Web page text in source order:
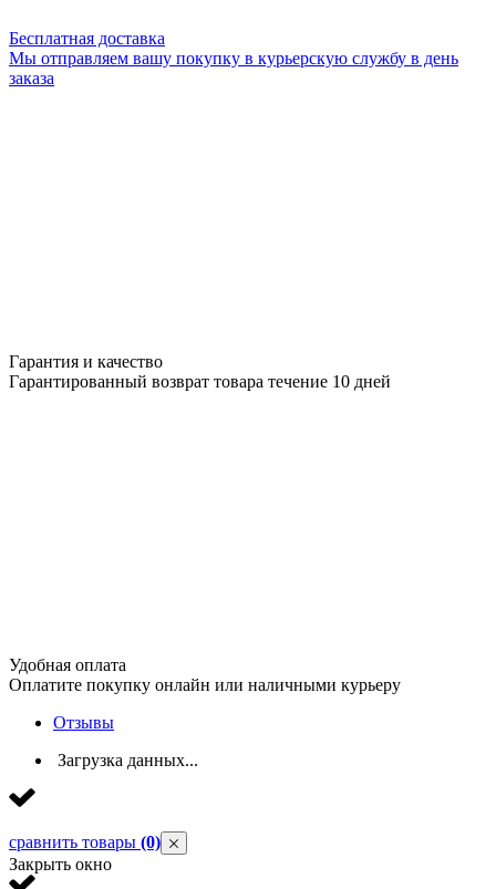
Бесплатная доставка
Мы отправляем вашу покупку в курьерскую службу в день
заказа
Гарантия и качество
Гарантированный возврат товара течение 10 дней
Удобная оплата
Оплатите покупку онлайн или наличными курьеру
Отзывы
Загрузка данных...
сравнить товары (0)
Закрыть окно